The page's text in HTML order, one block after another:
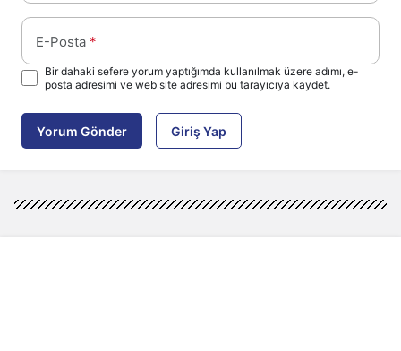
E-Posta *
Bir dahaki sefere yorum yaptığımda kullanılmak üzere adımı, e-
posta adresimi ve web site adresimi bu tarayıcıya kaydet.
Yorum Gönder Giriş Yap